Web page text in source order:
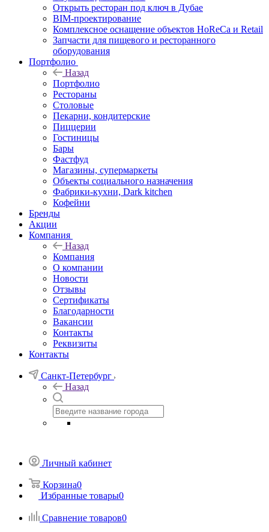
Открыть ресторан под ключ в Дубае
BIM-проектирование
Комплексное оснащение объектов HoReCa и Retail
Запчасти для пищевого и ресторанного
оборудования
Портфолио
Назад
Портфолио
Рестораны
Столовые
Пекарни, кондитерские
Пиццерии
Гостиницы
Бары
Фастфуд
Магазины, супермаркеты
Объекты социального назначения
Фабрики-кухни, Dark kitchen
Кофейни
Бренды
Акции
Компания
Назад
Компания
О компании
Новости
Отзывы
Сертификаты
Благодарности
Вакансии
Контакты
Реквизиты
Контакты
Санкт-Петербург
Назад
Личный кабинет
Корзина0
Избранные товары0
Сравнение товаров0